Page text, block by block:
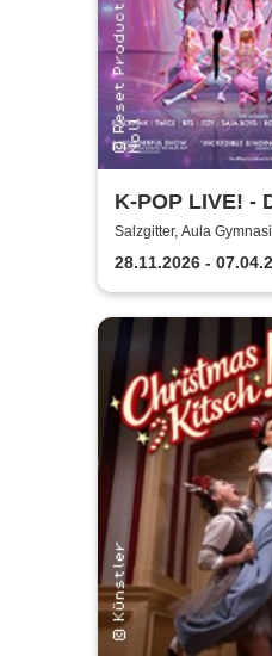
K-POP LIVE! -
Moves. Die
Salzgitter, Aula
28.11.2026 -